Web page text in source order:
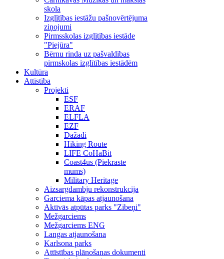
skola
Izglītības iestāžu pašnovērtējuma
ziņojumi
Pirmsskolas izglītības iestāde
"Piejūra"
Bērnu rinda uz pašvaldības
pirmskolas izglītības iestādēm
Kultūra
Attīstība
Projekti
ESF
ERAF
ELFLA
EZF
Dažādi
Hiking Route
LIFE CoHaBit
Coast4us (Piekraste
mums)
Military Heritage
Aizsargdambju rekonstrukcija
Garciema kāpas atjaunošana
Aktīvās atpūtas parks "Zibeņi"
Mežgarciems
Mežgarciems ENG
Langas atjaunošana
Karlsona parks
Attīstības plānošanas dokumenti